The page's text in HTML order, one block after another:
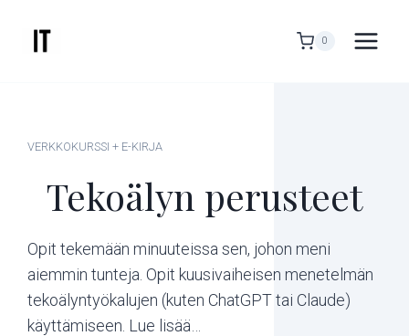
sisältöön
0
VERKKOKURSSI + E-KIRJA
Tekoälyn perusteet
Opit tekemään minuuteissa sen, johon meni
aiemmin tunteja. Opit kuusivaiheisen menetelmän
tekoälyntyökalujen (kuten ChatGPT tai Claude)
käyttämiseen. Lue lisää…